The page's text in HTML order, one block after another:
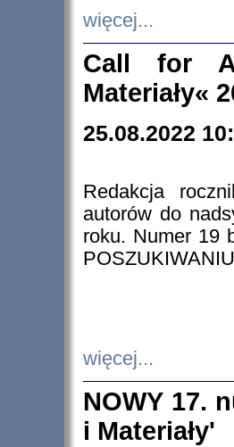
więcej...
Call for
Materiały«
25.08.2022
Redakcja
autorów do
roku. Numer 19
więcej...
NOWY 17.
i Materiały'